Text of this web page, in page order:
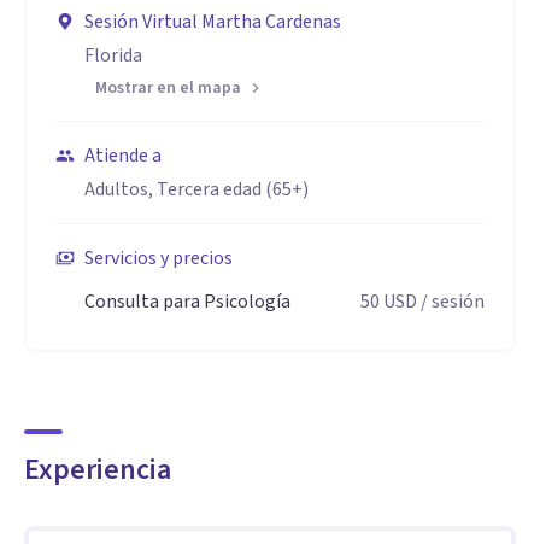
relación contigo misma y con quienes amas, y enseñarte
herramientas prácticas para navegar la vida familiar con
amor, límites sanos, serenidad y propósito.
emociones, la historia familiar y la fe se encuentran para
crear procesos terapéuticos transformadores, cálidos y
etapa de tu vida.
vida como hija de Dios, esposa, madre y abuela con un
enfoque profesional que honra la mente, las emociones, la
Sesión Virtual Martha Cardenas
Florida
Mostrar en el mapa
Atiende a
Adultos, Tercera edad (65+)
Servicios y precios
Consulta para Psicología
50 USD / sesión
Experiencia